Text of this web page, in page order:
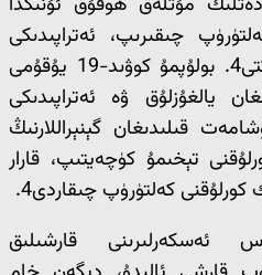
چىقىرىپ، ئەتراپىدىكى
رېئاللىقتىن پۈتۈنلەي ئايرىۋەتتى4. بولۇپمۇ كوۋىد-19 يۇقۇمى
يالغۇزلۇق ۋە ئەتراپىدىكى
قىلىدىغان گېنېراللارنىڭ
تېخىمۇ كۈچەيتىپ، قارار
كەلتۈرۈپ چىقاردى4.
ئەسكەرلىرىنى قارشىلىق